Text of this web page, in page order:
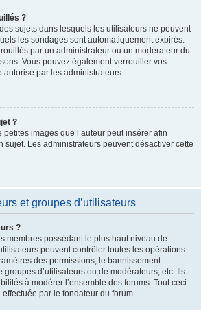
?
sujets dans lesquels les utilisateurs ne peuvent
les sondages sont automatiquement expirés.
par un administrateur ou un modérateur du
Vous pouvez également verrouiller vos
autorisé par les administrateurs.
?
petites images que l’auteur peut insérer afin
sujet. Les administrateurs peuvent désactiver cette
et groupes d’utilisateurs
?
membres possédant le plus haut niveau de
peuvent contrôler toutes les opérations
des permissions, le bannissement
groupes d’utilisateurs ou de modérateurs, etc. Ils
à modérer l’ensemble des forums. Tout ceci
par le fondateur du forum.